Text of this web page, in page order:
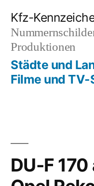
Inhalt
springen
Kfz-
Produktionen
Städte und
Filme und TV-
DU-F